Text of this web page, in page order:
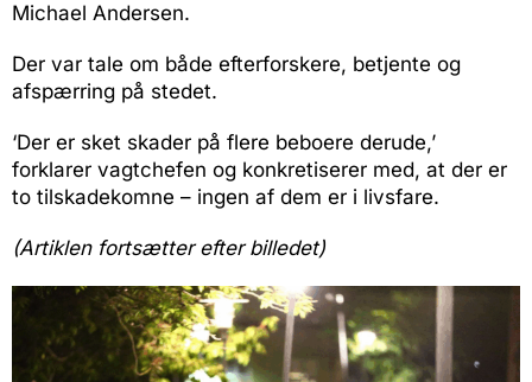
Michael Andersen.
Der var tale om både efterforskere, betjente og
afspærring på stedet.
‘Der er sket skader på flere beboere derude,’
forklarer vagtchefen og konkretiserer med, at der er
to tilskadekomne – ingen af dem er i livsfare.
(Artiklen fortsætter efter billedet)